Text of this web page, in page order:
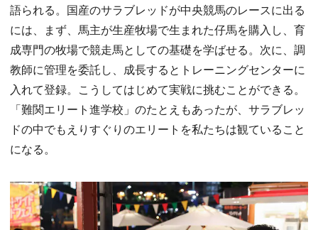
語られる。国産のサラブレッドが中央競馬のレースに出る
には、まず、馬主が生産牧場で生まれた仔馬を購入し、育
成専門の牧場で競走馬としての基礎を学ばせる。次に、調
教師に管理を委託し、成長するとトレーニングセンターに
入れて登録。こうしてはじめて実戦に挑むことができる。
「難関エリート進学校」のたとえもあったが、サラブレッ
ドの中でもえりすぐりのエリートを私たちは観ていること
になる。